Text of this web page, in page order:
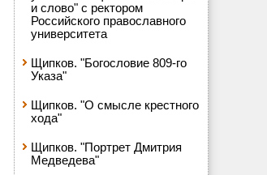
и слово" с ректором
Российского православного
университета
Щипков. "Богословие 809-го
Указа"
Щипков. "О смысле крестного
хода"
Щипков. "Портрет Дмитрия
Медведева"